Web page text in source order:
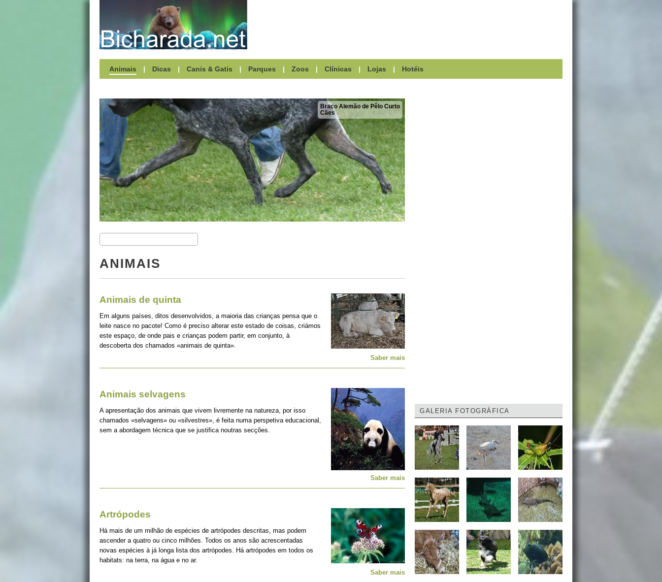
Animais | Dicas | Canis & Gatis | Parques | Zoos | Clínicas | Lojas | Hotéis
Braco Alemão de Pêlo Curto
Cães
ANIMAIS
Animais de quinta
Em alguns países, ditos desenvolvidos, a maioria das crianças pensa que o
leite nasce no pacote! Como é preciso alterar este estado de coisas, criámos
este espaço, de onde pais e crianças podem partir, em conjunto, à
descoberta dos chamados «animais de quinta».
Saber mais
Animais selvagens
A apresentação dos animais que vivem livremente na natureza, por isso
chamados «selvagens» ou «silvestres», é feita numa perspetiva educacional,
sem a abordagem técnica que se justifica noutras secções.
Saber mais
Artrópodes
Há mais de um milhão de espécies de artrópodes descritas, mas podem
ascender a quatro ou cinco milhões. Todos os anos são acrescentadas
novas espécies à já longa lista dos artrópodes. Há artrópodes em todos os
habitats: na terra, na água e no ar.
Saber mais
GALERIA FOTOGRÁFICA